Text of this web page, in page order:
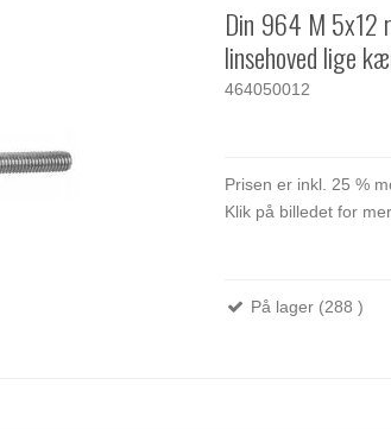
Din 964 M 5x12
linsehoved lige
464050012
Prisen er inkl. 25 %
Klik på billedet for
På lager (288 )